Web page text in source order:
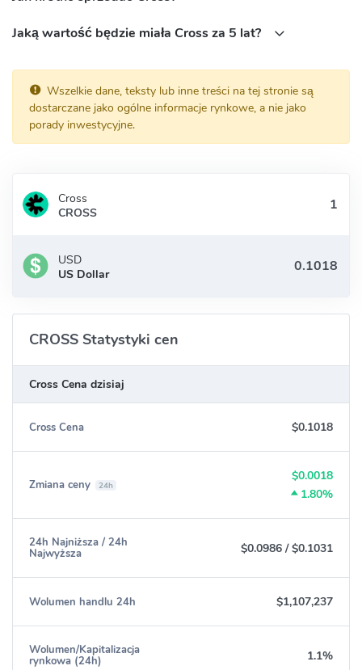
Jaką wartość będzie miała Cross za 5 lat?
Wszelkie dane, teksty lub inne treści na tej stronie są
dostarczane jako ogólne informacje rynkowe, a nie jako
porady inwestycyjne.
Cross
CROSS
USD
US Dollar
CROSS Statystyki cen
Cross Cena dzisiaj
Cross Cena $0.1018
Zmiana ceny 24h
$0.0018
1.80%
24h Najniższa / 24h
Najwyższa $0.0986 /$0.1031
Wolumen handlu 24h $1,107,237
Wolumen/Kapitalizacja
rynkowa (24h) 1.1%